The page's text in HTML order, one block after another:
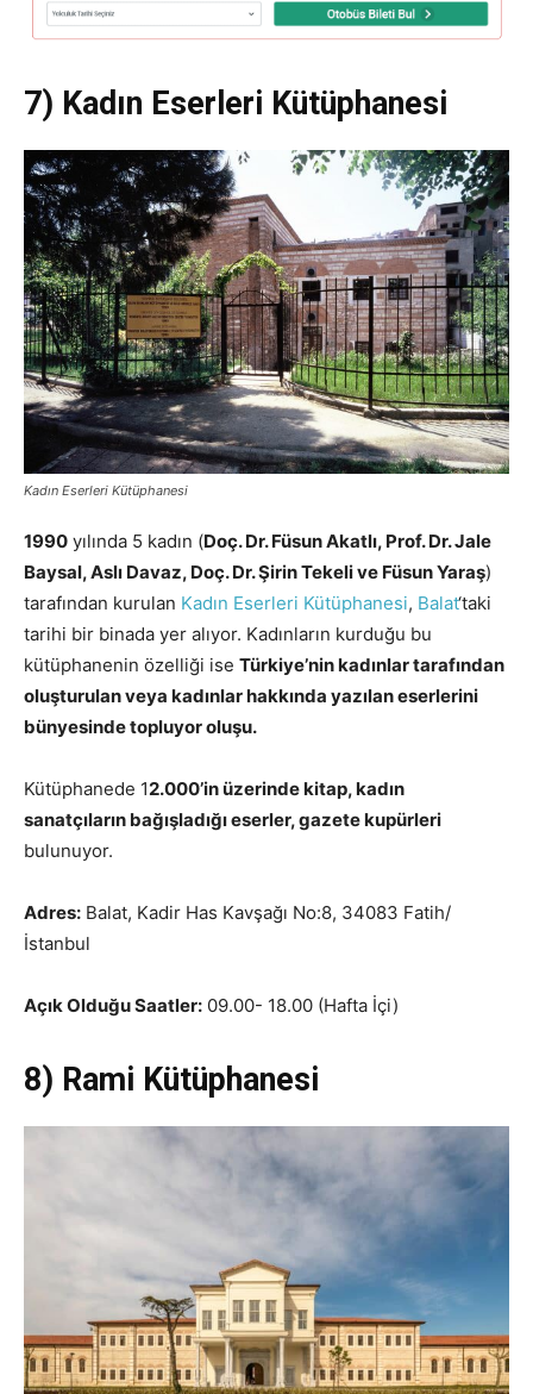
7) Kadın Eserleri Kütüphanesi
Kadın Eserleri Kütüphanesi
1990 yılında 5 kadın (Doç. Dr. Füsun Akatlı, Prof. Dr. Jale
Baysal, Aslı Davaz, Doç. Dr. Şirin Tekeli ve Füsun Yaraş)
tarafından kurulan Kadın Eserleri Kütüphanesi, Balat‘taki
tarihi bir binada yer alıyor. Kadınların kurduğu bu
kütüphanenin özelliği ise Türkiye’nin kadınlar tarafından
oluşturulan veya kadınlar hakkında yazılan eserlerini
bünyesinde topluyor oluşu.
Kütüphanede 12.000’in üzerinde kitap, kadın
sanatçıların bağışladığı eserler, gazete kupürleri
bulunuyor.
Adres: Balat, Kadir Has Kavşağı No:8, 34083 Fatih/
İstanbul
Açık Olduğu Saatler: 09.00- 18.00 (Hafta İçi)
8) Rami Kütüphanesi